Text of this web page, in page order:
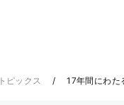
トピックス 17年間にわた